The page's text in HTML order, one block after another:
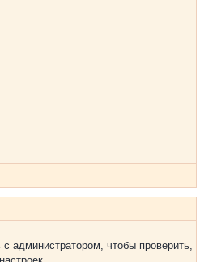
администратором, чтобы проверить,